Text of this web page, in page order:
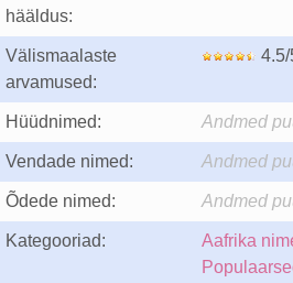
hääldus:
Välismaalaste
arvamused:
4.5/
Hüüdnimed: Andmed
Vendade nimed: Andmed
Õdede nimed: Andmed
Kategooriad: Aafrika